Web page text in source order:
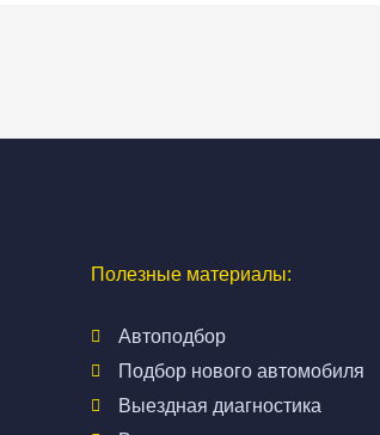
Полезные материалы:
Автоподбор
Подбор нового автомобиля
Выездная диагностика